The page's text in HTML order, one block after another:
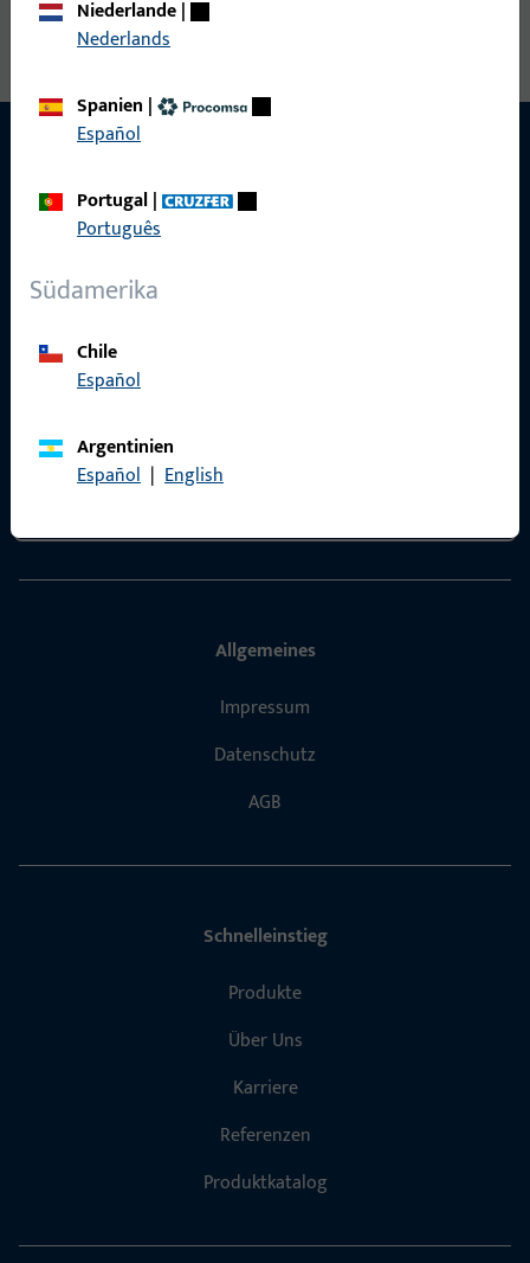
KONTAKT
Haben Sie Fragen oder wünschen Sie persönliche Beratung?
Wir sind gerne für Sie da – schnell, kompetent und
zuverlässig.
Niederlande|
Nederlands
Spanien |
Español
Portugal|
Português
Südamerika
Chile
Español
Argentinien
Español | English
Allgemeines
Impressum
Datenschutz
AGB
Schnelleinstieg
Produkte
Über Uns
Karriere
Referenzen
Produktkatalog